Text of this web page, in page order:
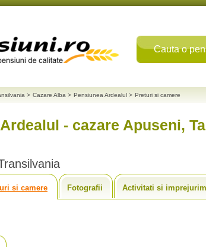
Cauta o
> Cazare Alba > Pensiunea Ardealul > Preturi si camere
- cazare Apuseni,
si camere Fotografii Activitati si